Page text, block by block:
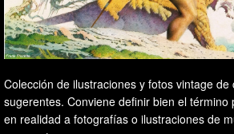
Colección de ilustraciones y fotos vintage de
sugerentes. Conviene definir bien el
en realidad a fotografías o ilustraciones de